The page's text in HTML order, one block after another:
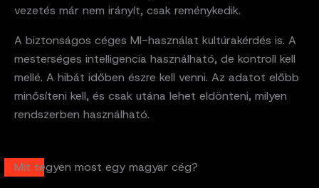
vezetés már nem irányít, csak reménykedik.
A biztonságos céges MI-használat kultúrakérdés is. A
mesterséges intelligencia használható, de kontroll kell
mellé. A hibát időben észre kell venni. Az adatot előbb
minősíteni kell, és csak utána lehet eldönteni, milyen
rendszerben használható.
Mit tegyen most egy magyar cég?